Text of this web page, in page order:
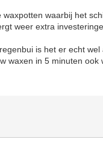
waarbij het
weer extra
is het er echt
waxen in 5 minuten ook